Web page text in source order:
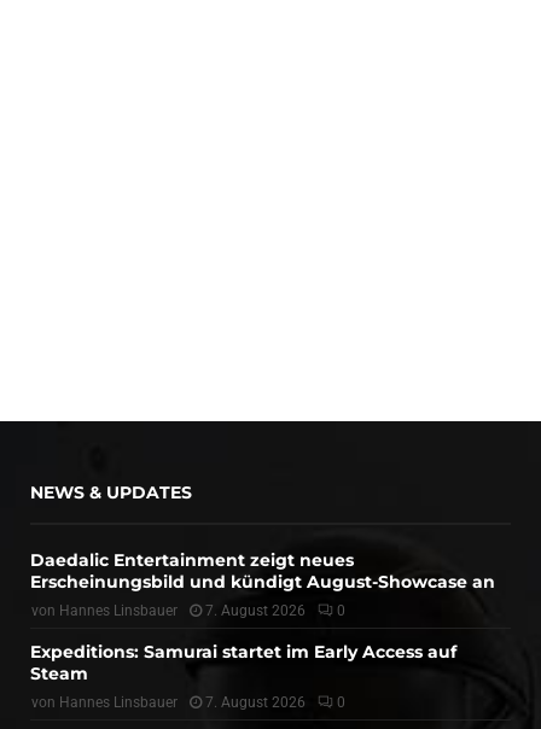
NEWS & UPDATES
Daedalic Entertainment zeigt neues
Erscheinungsbild und kündigt August-Showcase an
von Hannes Linsbauer 7. August 2026 0
Expeditions: Samurai startet im Early Access auf
Steam
von Hannes Linsbauer 7. August 2026 0